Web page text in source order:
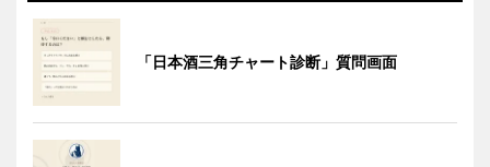
「日本酒三角チャート診断」質問画面